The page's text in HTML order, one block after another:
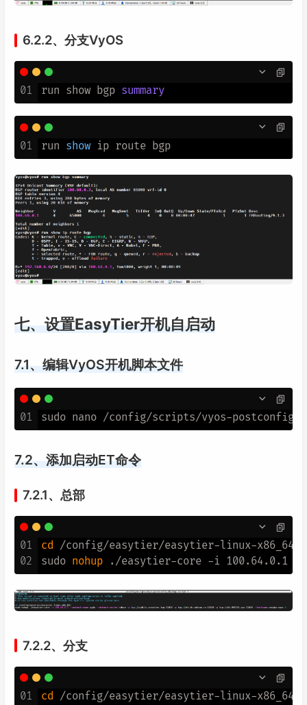
6.2.2、分支VyOS
01 run show bgp summary
01 run show
七、设置EasyTier开机自启动
7.1、编辑VyOS开机脚本文件
01
7.2、添加启动ET命令
7.2.1、总部
01
02
cd /config/easytier/easytier-linux-x86_64/
sudo nohup
7.2.2、分支
01 cd /config/easytier/easytier-linux-x86_64/